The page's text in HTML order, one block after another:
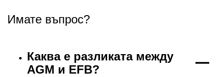
Имате въпрос?
Каква е разликата между
AGM и EFB?